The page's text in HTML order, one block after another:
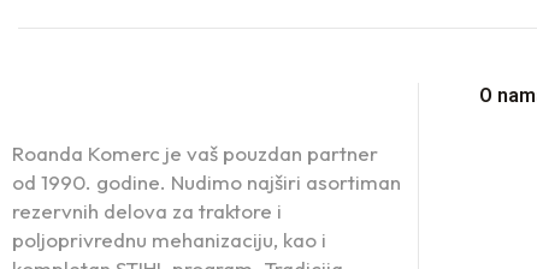
Roanda Komerc je vaš pouzdan partner
od 1990. godine. Nudimo najširi asortiman
rezervnih delova za traktore i
poljoprivrednu mehanizaciju, kao i
O